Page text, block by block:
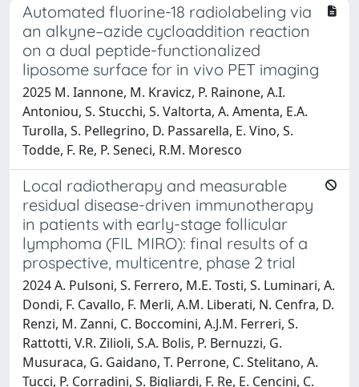
Automated fluorine-18 radiolabeling via
an alkyne–azide cycloaddition reaction
on a dual peptide-functionalized
liposome surface for in vivo PET imaging
2025 M. Iannone, M. Kravicz, P. Rainone, A.I.
Antoniou, S. Stucchi, S. Valtorta, A. Amenta, E.A.
Turolla, S. Pellegrino, D. Passarella, E. Vino, S.
Todde, F. Re, P. Seneci, R.M. Moresco
Local radiotherapy and measurable
residual disease-driven immunotherapy
in patients with early-stage follicular
lymphoma (FIL MIRO): final results of a
prospective, multicentre, phase 2 trial
2024 A. Pulsoni, S. Ferrero, M.E. Tosti, S. Luminari, A.
Dondi, F. Cavallo, F. Merli, A.M. Liberati, N. Cenfra, D.
Renzi, M. Zanni, C. Boccomini, A.J.M. Ferreri, S.
Rattotti, V.R. Zilioli, S.A. Bolis, P. Bernuzzi, G.
Musuraca, G. Gaidano, T. Perrone, C. Stelitano, A.
Tucci, P. Corradini, S. Bigliardi, F. Re, E. Cencini, C.